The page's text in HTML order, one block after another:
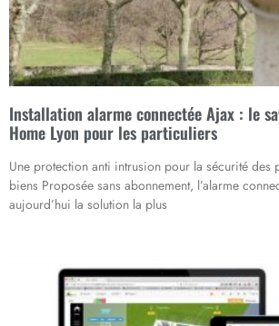
Installation alarme connectée Ajax : le
Home Lyon pour les particuliers
Une protection anti intrusion pour la sécurité des
biens Proposée sans abonnement, l’alarme
aujourd’hui la solution la plus